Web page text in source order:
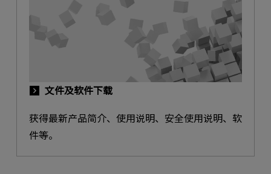
文件及软件下载
获得最新产品简介、使用说明、安全使用说明、软
件等。